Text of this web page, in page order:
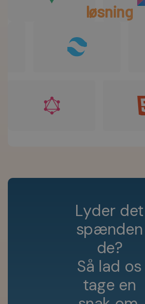
løsning
Lyder det
spænden
de?
Så lad os
tage en